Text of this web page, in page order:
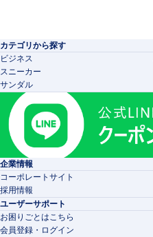
カテゴリから探す
ビジネス
スニーカー
サンダル
企業情報
コーポレートサイト
採用情報
ユーザーサポート
お困りごとはこちら
会員登録・ログイン